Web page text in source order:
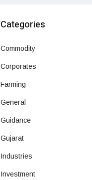
Categories
Commodity
Corporates
Farming
General
Guidance
Gujarat
Industries
Investment